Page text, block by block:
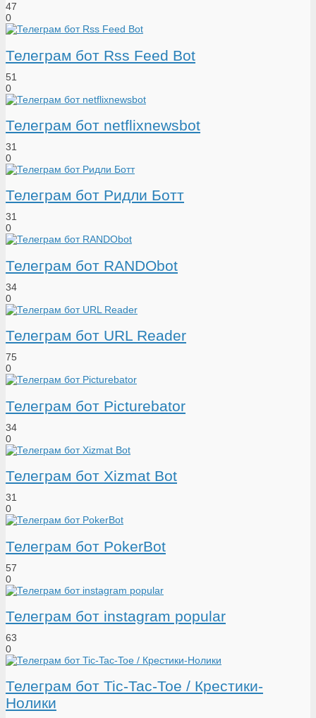
47
0
Телеграм бот Rss Feed Bot
51
0
Телеграм бот netflixnewsbot
31
0
Телеграм бот Ридли Ботт
31
0
Телеграм бот RANDObot
34
0
Телеграм бот URL Reader
75
0
Телеграм бот Picturebator
34
0
Телеграм бот Xizmat Bot
31
0
Телеграм бот PokerBot
57
0
Телеграм бот instagram popular
63
0
Телеграм бот Tic-Tac-Toe / Крестики-
Нолики